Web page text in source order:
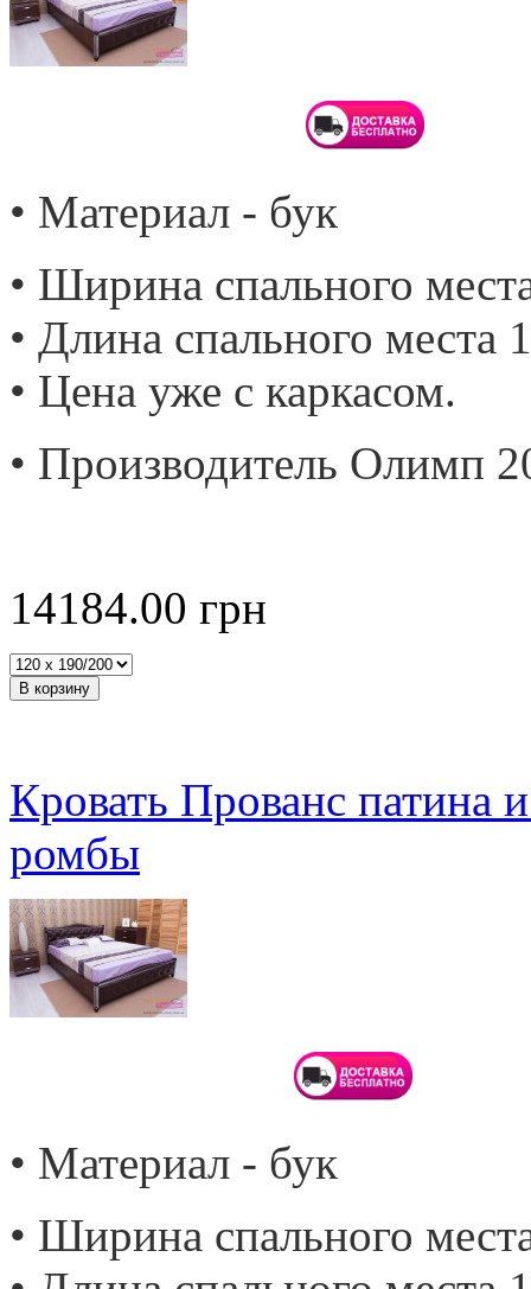
• Материал - бук
• Ширина спального
• Длина спального места
• Цена уже с каркасом.
• Производитель Олимп
14184.00 грн
Кровать Прованс патина
ромбы
• Материал - бук
• Ширина спального